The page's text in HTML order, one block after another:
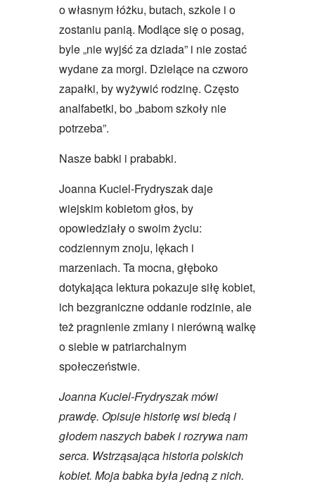
o własnym łóżku, butach, szkole i o
zostaniu panią. Modlące się o posag,
byle „nie wyjść za dziada” i nie zostać
wydane za morgi. Dzielące na czworo
zapałki, by wyżywić rodzinę. Często
analfabetki, bo „babom szkoły nie
potrzeba”.
Nasze babki i prababki.
Joanna Kuciel-Frydryszak daje
wiejskim kobietom głos, by
opowiedziały o swoim życiu:
codziennym znoju, lękach i
marzeniach. Ta mocna, głęboko
dotykająca lektura pokazuje siłę kobiet,
ich bezgraniczne oddanie rodzinie, ale
też pragnienie zmiany i nierówną walkę
o siebie w patriarchalnym
społeczeństwie.
Joanna Kuciel-Frydryszak mówi
prawdę. Opisuje historię wsi biedą i
głodem naszych babek i rozrywa nam
serca. Wstrząsająca historia polskich
kobiet. Moja babka była jedną z nich.